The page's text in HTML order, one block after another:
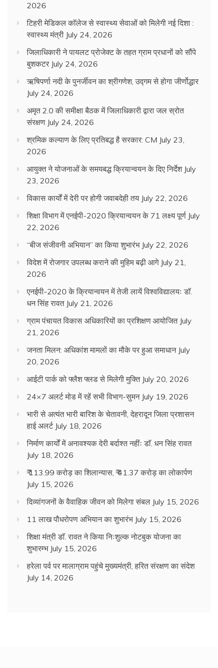
2026
टिहरी मेडिकल कॉलेज से स्वास्थ्य सेवाओं को मिलेगी नई दिशा :
स्वास्थ्य मंत्री July 24, 2026
जिलाधिकारी ने पायलट प्रोजेक्ट के तहत ग्राम प्रधानों को सौंपे
बुशकटर July 24, 2026
ऋषिपर्णा नदी के पुनर्जीवन का श्रीगणेश, उद्गम से होगा जीर्णोद्धार
July 24, 2026
अमृत 2.0 की समीक्षा बैठक में जिलाधिकारी द्वारा जल स्रोत
संरक्षण July 24, 2026
श्रमिक कल्याण के लिए प्रतिबद्ध है सरकार: CM July 23,
2026
आयुक्त ने योजनाओं के समयबद्ध क्रियान्वयन के दिए निर्देश July
23, 2026
विकास कार्यों में देरी पर होगी जवाबदेही तय July 22, 2026
शिक्षा विभाग में एनईपी-2020 क्रियान्वयन के 71 लक्ष्य पूर्ण July
22, 2026
“बीज संजीवनी अभियान” का किया शुभारंभ July 22, 2026
विदेश में रोजगार उपलब्ध कराने की मुहिम बढ़ी आगे July 21,
2026
एनईपी-2020 के क्रियान्वयन में तेजी लायें विश्वविद्यालयः डॉ.
धन सिंह रावत July 21, 2026
ग्राम पंचायत विकास अधिकारियों का प्रशिक्षण आयोजित July
21, 2026
जनता मिलन: अधिकांश मामलों का मौके पर हुआ समाधान July
20, 2026
आईटी पार्क को फ्लैश फ्लड से मिलेगी मुक्ति July 20, 2026
24×7 अलर्ट मोड में रहें सभी विभाग-सुमन July 19, 2026
भारी से अत्यंत भारी बारिश के चेतावनी, देहरादून जिला प्रशासन
हाई अलर्ट July 18, 2026
निर्माण कार्यों में अनावश्यक देरी बर्दाश्त नहींः डाॅ. धन सिंह रावत
July 18, 2026
₹ 113.99 करोड़ का शिलान्यास, ₹ 41.37 करोड़ का लोकार्पण
July 15, 2026
दिव्यांगजनों के वैवाहिक जीवन को मिलेगा संबल July 15, 2026
11 लाख पौधरोपण अभियान का शुभारंभ July 15, 2026
शिक्षा मंत्री डाॅ. रावत ने किया निःशुल्क नोटबुक योजना का
शुभारम्भ July 15, 2026
हरेला पर्व पर मालाग्राम पहुंचे मुख्यमंत्री, हरित संरक्षण का संदेश
July 14, 2026